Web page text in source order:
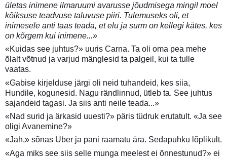
ületas inimene ilmaruumi avarusse jõudmisega mingil moel
kõiksuse teadvuse taluvuse piiri. Tulemuseks oli, et
inimesele anti taas teada, et elu ja surm on kellegi kätes, kes
on kõrgem kui inimene...»
«Kuidas see juhtus?» uuris Carna. Ta oli oma pea mehe
õlalt võtnud ja varjud mänglesid ta palgeil, kui ta tulle
vaatas.
«Gabise kirjelduse järgi oli neid tuhandeid, kes siia,
Hundile, kogunesid. Nagu rändlinnud, ütleb ta. See juhtus
sajandeid tagasi. Ja siis anti neile teada...»
«Nad surid ja ärkasid uuesti?» päris tüdruk erutatult. «Ja see
oligi Avanemine?»
«Jah,» sõnas Uber ja pani raamatu ära. Sedapuhku lõplikult.
«Aga miks see siis selle munga meelest ei õnnestunud?» ei